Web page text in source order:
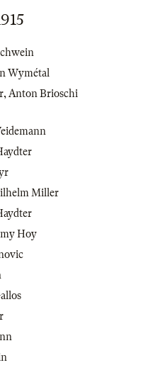
Wymétal
,Anton Brioschi
Miller
Hoy